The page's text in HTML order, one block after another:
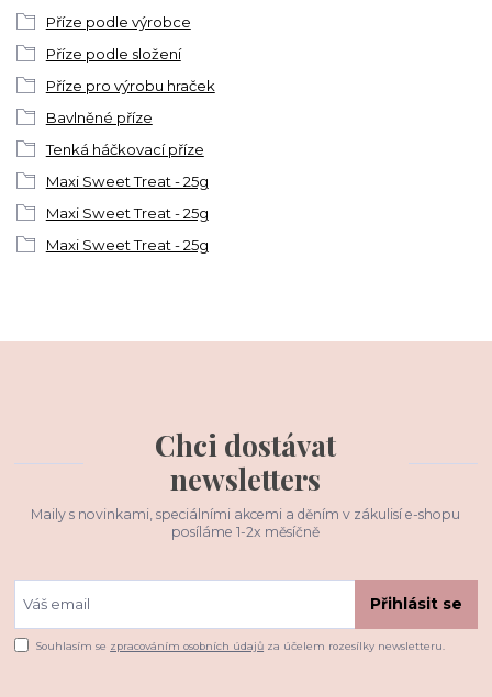
Příze podle výrobce
Příze podle složení
Příze pro výrobu hraček
Bavlněné příze
Tenká háčkovací příze
Maxi Sweet Treat - 25g
Maxi Sweet Treat - 25g
Maxi Sweet Treat - 25g
Chci dostávat
newsletters
Maily s novinkami, speciálními akcemi a děním v zákulisí e-shopu
posíláme 1-2x měsíčně
Přihlásit se
Souhlasím se zpracováním osobních údajů za účelem rozesílky newsletteru.